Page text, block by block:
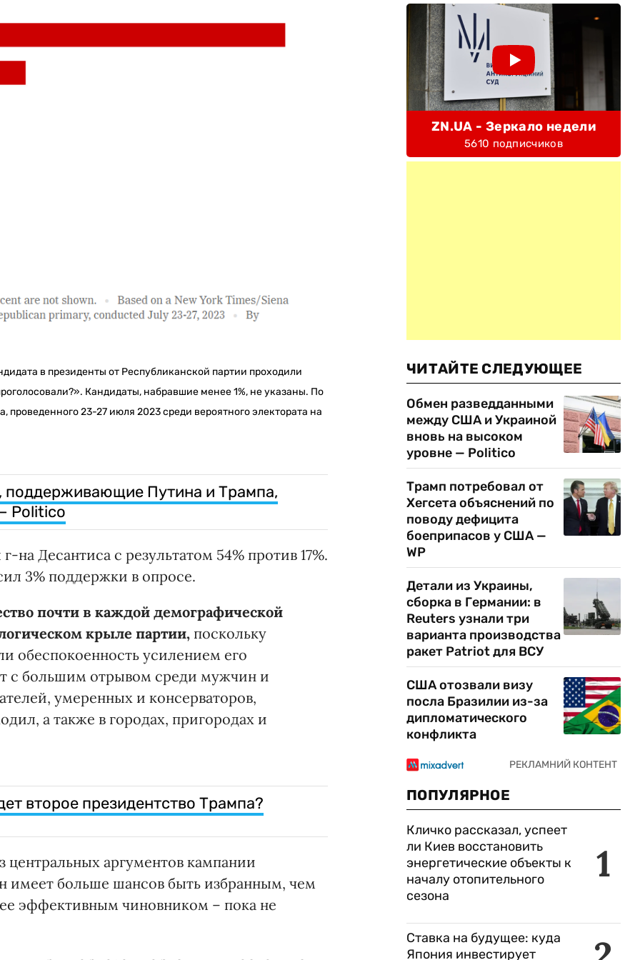
в президенты от Республиканской партии проходили
Кандидаты, набравшие менее 1%, не указаны. По
23-27 июля 2023 среди вероятного электората на
Путина и Трампа,
Politico
Десантиса с результатом 54% против 17%.
3% поддержки в опросе.
почти в каждой демографической
крыле партии, поскольку
обеспокоенность усилением его
с большим отрывом среди мужчин и
умеренных и консерваторов,
а также в городах, пригородах и
второе президентство Трампа?
центральных аргументов кампании
имеет больше шансов быть избранным, чем
эффективным чиновником – пока не
ZN.UA - Зеркало недели
5610 подписчиков
ЧИТАЙТЕ СЛЕДУЮЩЕЕ
Обмен разведданными
между США и Украиной
вновь на высоком
уровне — Politico
Трамп потребовал от
Хегсета объяснений по
поводу дефицита
боеприпасов у США —
WP
Детали из Украины,
сборка в Германии: в
Reuters узнали три
варианта производства
ракет Patriot для ВСУ
США отозвали визу
посла Бразилии из-за
дипломатического
конфликта
ПОПУЛЯРНОЕ
1
Кличко рассказал, успеет
ли Киев восстановить
энергетические объекты к
началу отопительного
сезона
Ставка на будущее: куда
Япония инвестирует